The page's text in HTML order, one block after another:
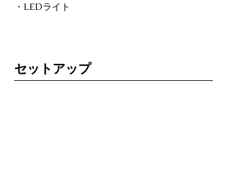
・LEDライト
セットアップ